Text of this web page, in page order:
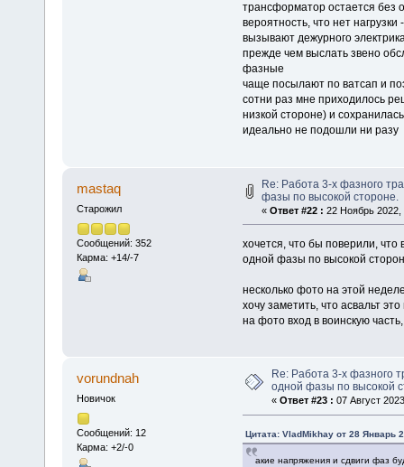
трансформатор остается без
вероятность, что нет нагрузки
вызывают дежурного
прежде чем выслать звено
фазные
чаще посылают по ватсап и
сотни раз мне приходилось
низкой стороне) и
идеально не подошли ни разу
mastaq
Старожил
Сообщений: 352
Карма: +14/-7
Re: Работа 3-х фазного
фазы по высокой стороне.
« Ответ #22 : 22 Ноябрь 2022,
хочется, что бы поверили,
одной фазы по высокой
несколько фото на этой
хочу заметить, что асвальт
на фото вход в воинскую
vorundnah
Новичок
Сообщений: 12
Карма: +2/-0
Re: Работа 3-х фазного
одной фазы по высокой
« Ответ #23 : 07 Август
Цитата: VladMikhay от 28 Январь
акие напряжения и сдвиги фаз